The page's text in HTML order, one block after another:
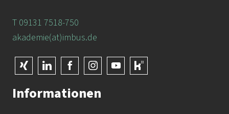
T 09131 7518-750
akademie(at)imbus.de
Informationen